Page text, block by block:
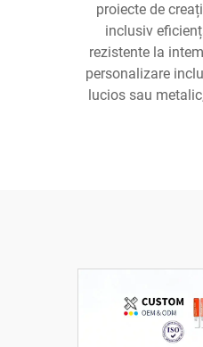
proiecte de
inclusiv
rezistente la
personalizare
lucios sau